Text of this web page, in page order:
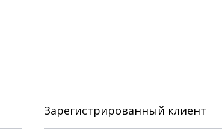
Зарегистрированный клиент